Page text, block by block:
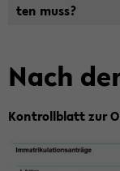
ten muss?
Nach
Kon­troll­blatt zur